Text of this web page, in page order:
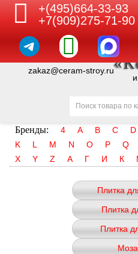
+(495)664-33-93
+7(909)275-71-90
zakaz@ceram-stroy.ru
Бренды: 4 A B C D
K
L M N O P Q
X
Y Z А Г И К
Плитка
Плитка
Плитка